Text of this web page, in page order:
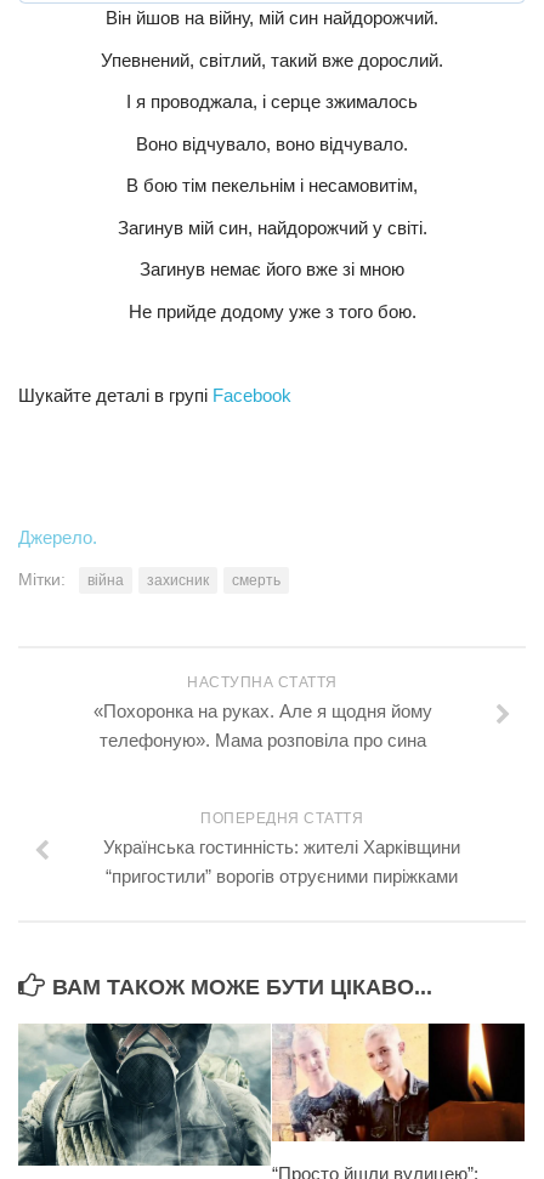
Він йшов на війну, мій син найдорожчий.
Упевнений, світлий, такий вже дорослий.
І я проводжала, і серце зжималось
Воно відчувало, воно відчувало.
В бою тім пекельнім і несамовитім,
Загинув мій син, найдорожчий у світі.
Загинув немає його вже зі мною
Не прийде додому уже з того бою.
Шукайте деталі в групі Facebook
Джерело.
Мітки: війна захисник смерть
НАСТУПНА СТАТТЯ
«Похоронка на руках. Але я щодня йому
телефоную». Мама розповіла про сина
ПОПЕРЕДНЯ СТАТТЯ
Українська гостинність: жителі Харківщини
“пригостили” ворогів отруєними пиріжками
ВАМ ТАКОЖ МОЖЕ БУТИ ЦІКАВО...
“Просто йшли вулицею”: